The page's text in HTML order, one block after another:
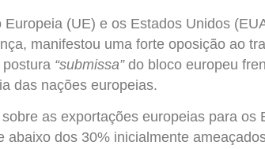
(UE) e os Estados Unidos
manifestou uma forte oposição ao
“submissa”do bloco europeu
das nações europeias.
as exportações europeias para
dos 30% inicialmente